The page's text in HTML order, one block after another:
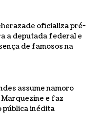
oficializa pré-
a deputada federal e
de famosos na
assume namoro
Marquezine e faz
pública inédita